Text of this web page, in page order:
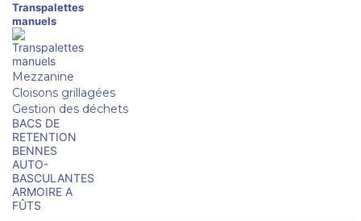
Transpalettes
manuels
Mezzanine
Cloisons grillagées
Gestion des déchets
BACS DE
RETENTION
BENNES
AUTO-
BASCULANTES
ARMOIRE A
FÛTS